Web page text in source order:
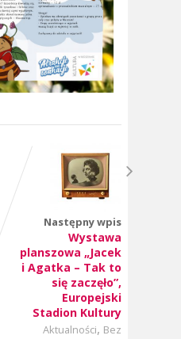
Następny wpis
Wystawa
planszowa „Jacek
i Agatka – Tak to
się zaczęło”,
Europejski
Stadion Kultury
Aktualności, Bez